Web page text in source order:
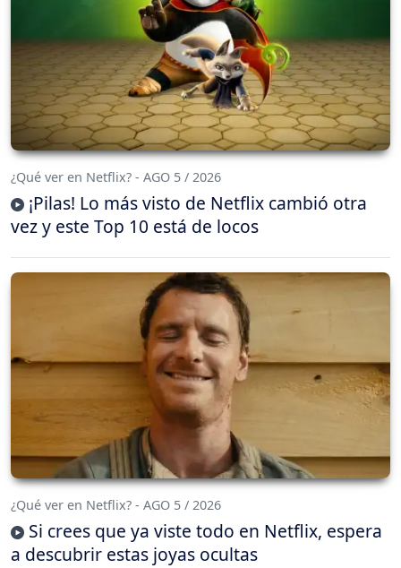
¿Qué ver en Netflix? - AGO 5 / 2026
¡Pilas! Lo más visto de Netflix cambió otra
vez y este Top 10 está de locos
¿Qué ver en Netflix? - AGO 5 / 2026
Si crees que ya viste todo en Netflix, espera
a descubrir estas joyas ocultas